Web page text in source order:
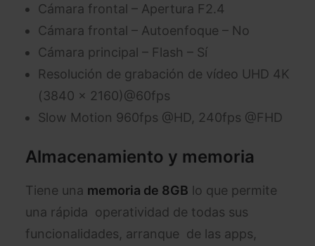
Cámara frontal – Apertura F2.4
Cámara frontal – Autoenfoque – No
Cámara principal – Flash – Sí
Resolución de grabación de vídeo UHD 4K
(3840 x 2160)@60fps
Slow Motion 960fps @HD, 240fps @FHD
Almacenamiento y memoria
Tiene una memoria de 8GB lo que permite
una rápida operatividad de todas sus
funcionalidades, arranque de las apps,